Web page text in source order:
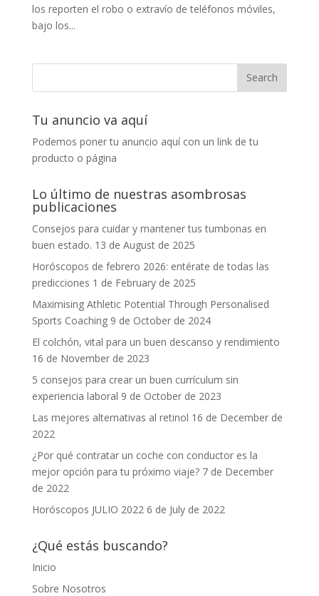
los reporten el robo o extravío de teléfonos móviles,
bajo los...
Tu anuncio va aquí
Podemos poner tu anuncio aquí con un link de tu
producto o página
Lo último de nuestras asombrosas
publicaciones
Consejos para cuidar y mantener tus tumbonas en
buen estado. 13 de August de 2025
Horóscopos de febrero 2026: entérate de todas las
predicciones 1 de February de 2025
Maximising Athletic Potential Through Personalised
Sports Coaching 9 de October de 2024
El colchón, vital para un buen descanso y rendimiento
16 de November de 2023
5 consejos para crear un buen currículum sin
experiencia laboral 9 de October de 2023
Las mejores alternativas al retinol 16 de December de
2022
¿Por qué contratar un coche con conductor es la
mejor opción para tu próximo viaje? 7 de December
de 2022
Horóscopos JULIO 2022 6 de July de 2022
¿Qué estás buscando?
Inicio
Sobre Nosotros